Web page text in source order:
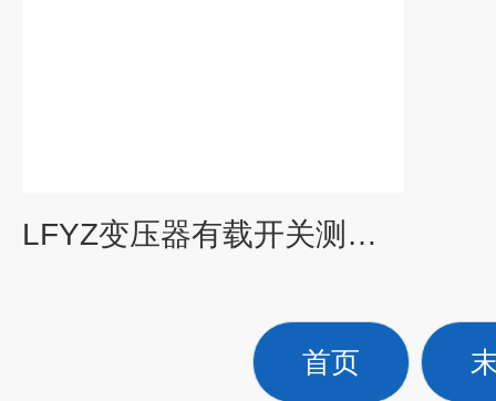
LFYZ变压器有载开关测试仪
首页